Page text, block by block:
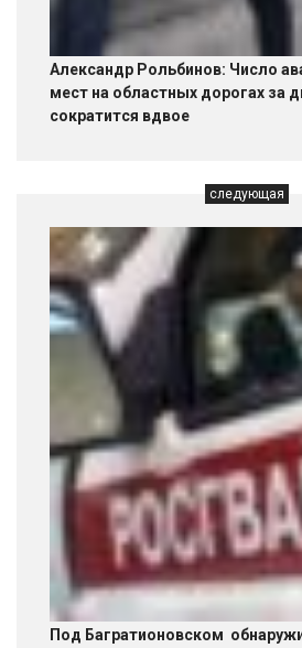
Александр Рольбинов: Число
мест на областных дорогах за
сократится вдвое
следующая
Под Багратионовском